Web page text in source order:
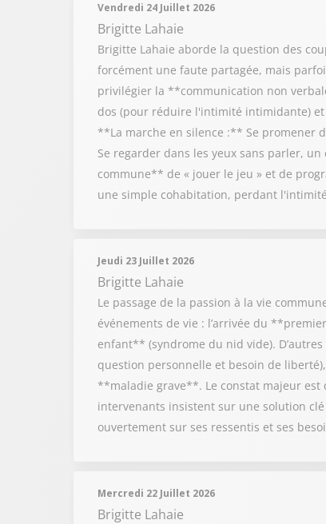
Vendredi 24 Juillet 2026
Brigitte Lahaie
Brigitte Lahaie aborde la question des
forcément une faute partagée, mais
privilégier la **communication non
dos (pour réduire l'intimité intimidante)
**La marche en silence :** Se promener
Se regarder dans les yeux sans parler,
commune** de « jouer le jeu » et de
une simple cohabitation, perdant
Jeudi 23 Juillet 2026
Brigitte Lahaie
Le passage de la passion à la vie
événements de vie : l’arrivée du
enfant** (syndrome du nid vide).
question personnelle et besoin de
**maladie grave**. Le constat majeur est
intervenants insistent sur une solution
ouvertement sur ses ressentis et ses
Mercredi 22 Juillet 2026
Brigitte Lahaie